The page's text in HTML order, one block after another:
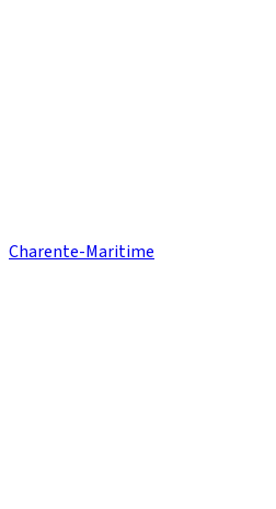
Charente-Maritime